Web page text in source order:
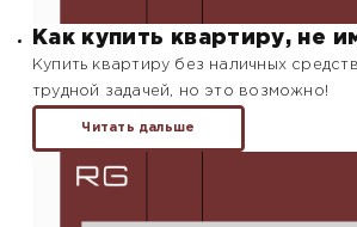
Как купить квартиру, не
Купить квартиру без наличных
трудной задачей, но это возможно!
Читать дальше